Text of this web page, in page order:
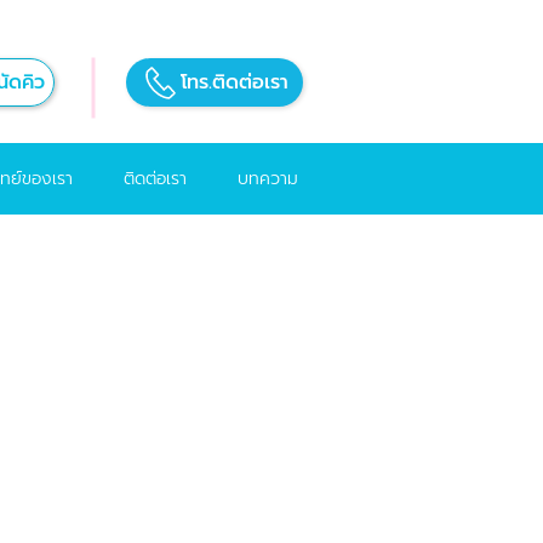
ดคิว โทร.ติดต่อเรา
ของเรา ติดต่อเรา บทความ